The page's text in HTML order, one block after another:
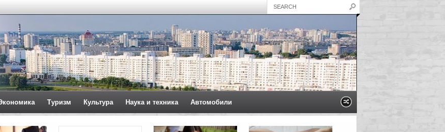
Туризм Культура Наука и техника Автомобили